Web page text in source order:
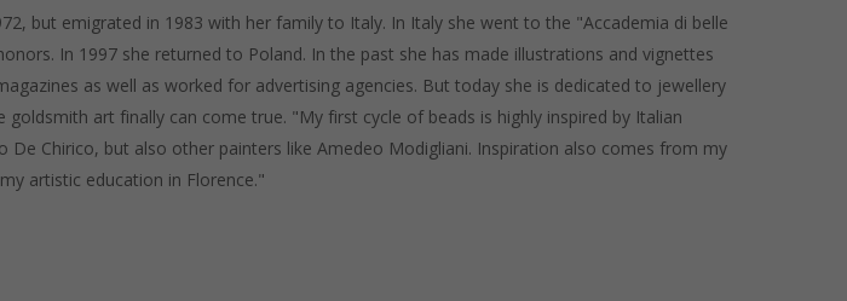
but emigrated in 1983 with her family to Italy. In Italy she went to the "Accademia di belle
In 1997 she returned to Poland. In the past she has made illustrations and vignettes
as well as worked for advertising agencies. But today she is dedicated to jewellery
art finally can come true. "My first cycle of beads is highly inspired by Italian
De Chirico, but also other painters like Amedeo Modigliani. Inspiration also comes from my
artistic education in Florence."